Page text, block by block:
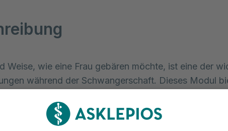
Weise, wie eine Frau gebären möchte, ist eine der
während der Schwangerschaft. Dieses Modul
über die verschiedenen Geburtsmodi,
der vaginalen Geburt, des geplanten Kaiserschnitts